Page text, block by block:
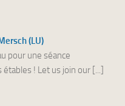
(LU)
pour une séance
! Let us join our [...]